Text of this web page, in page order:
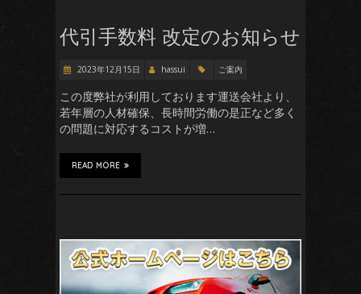
代引手数料 改定のお知らせ
2023年12月15日 hassui ご案内
この度弊社が利用しております運送会社より、
若年層の人材確保、長時間労働の是正など多く
の問題に対応するコストが増…
READ MORE